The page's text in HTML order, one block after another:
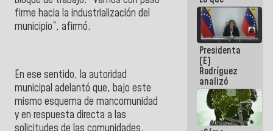
firme hacia la industrialización del
municipio”, afirmó.
En ese sentido, la autoridad
municipal adelantó que, bajo este
mismo esquema de mancomunidad
y en respuesta directa a las
vayas a
escribir
hazlo hoy
por que no
sabemos si
la semana
que viene
hay
programa
Presidenta
(E)
Rodríguez
analizó
junto a
gobernadores
planes de
recuperación